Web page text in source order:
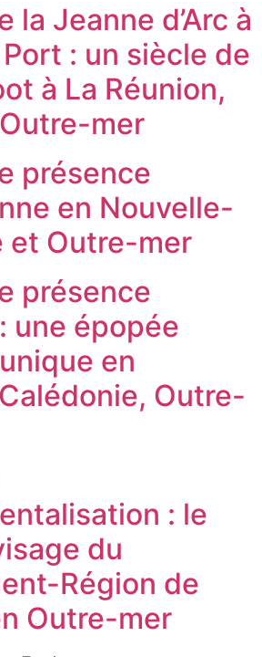
la Jeanne d’Arc à
: un siècle de
à La Réunion,
mer
présence
en Nouvelle-
et Outre-mer
présence
une épopée
en
Outre-
: le
du
Région de
Outre-mer